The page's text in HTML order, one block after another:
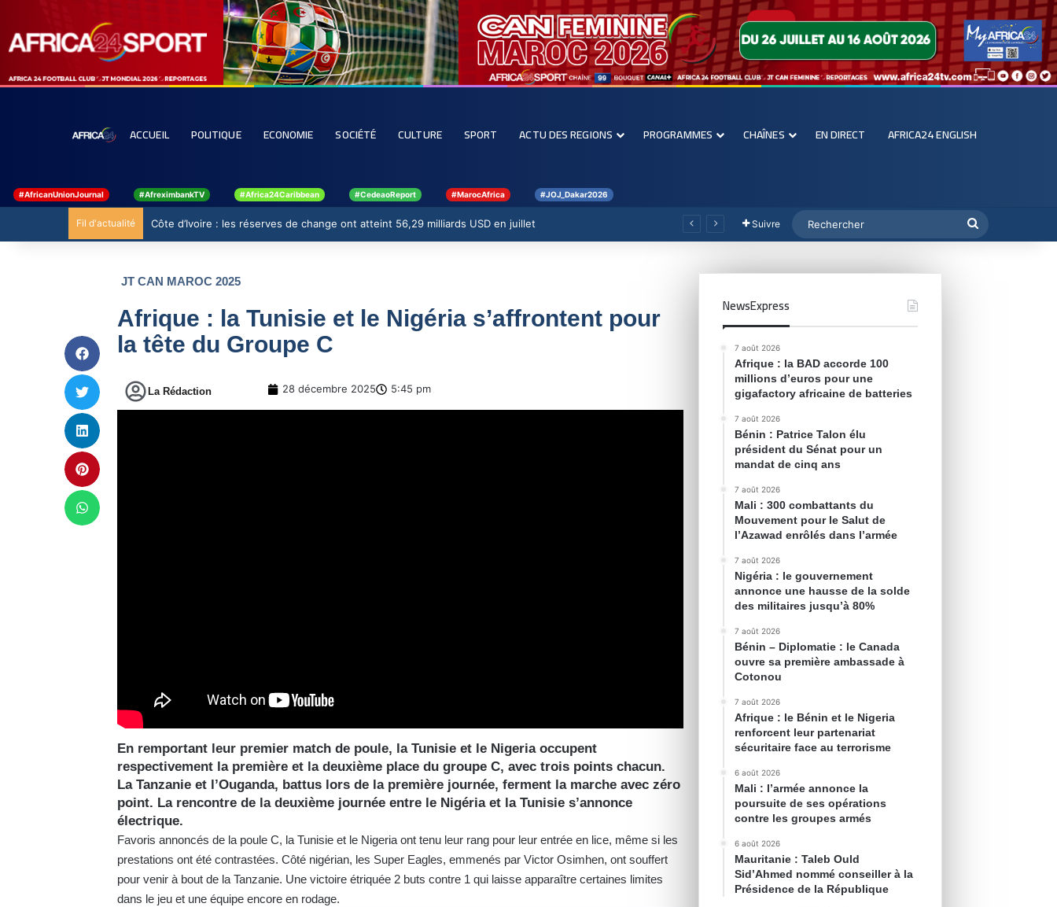
ACCUEIL POLITIQUE ECONOMIE SOCIÉTÉ CULTURE SPORT ACTU DES REGIONS PROGRAMMES CHAÎNES EN DIRECT AFRICA24 ENGLISH
#AfricanUnionJournal #AfreximbankTV #Africa24Caribbean #CedeaoReport #MarocAfrica #JOJ_Dakar2026
Fil d'actualité Côte d’Ivoire : les réserves de change ont atteint 56,29 milliards USD en juillet Suivre
JT CAN MAROC 2025
Afrique : la Tunisie et le Nigéria s’affrontent pour
la tête du Groupe C
La Rédaction 28 décembre 2025 5:45 pm
En remportant leur premier match de poule, la Tunisie et le Nigeria occupent
respectivement la première et la deuxième place du groupe C, avec trois points chacun.
La Tanzanie et l’Ouganda, battus lors de la première journée, ferment la marche avec zéro
point. La rencontre de la deuxième journée entre le Nigéria et la Tunisie s’annonce
électrique.
Favoris annoncés de la poule C, la Tunisie et le Nigeria ont tenu leur rang pour leur entrée en lice, même si les
prestations ont été contrastées. Côté nigérian, les Super Eagles, emmenés par Victor Osimhen, ont souffert
pour venir à bout de la Tanzanie. Une victoire étriquée 2 buts contre 1 qui laisse apparaître certaines limites
dans le jeu et une équipe encore en rodage.
NewsExpress
7 août 2026
Afrique : la BAD accorde 100
millions d’euros pour une
gigafactory africaine de batteries
7 août 2026
Bénin : Patrice Talon élu
président du Sénat pour un
mandat de cinq ans
7 août 2026
Mali : 300 combattants du
Mouvement pour le Salut de
l’Azawad enrôlés dans l’armée
7 août 2026
Nigéria : le gouvernement
annonce une hausse de la solde
des militaires jusqu’à 80%
7 août 2026
Bénin – Diplomatie : le Canada
ouvre sa première ambassade à
Cotonou
7 août 2026
Afrique : le Bénin et le Nigeria
renforcent leur partenariat
sécuritaire face au terrorisme
6 août 2026
Mali : l’armée annonce la
poursuite de ses opérations
contre les groupes armés
6 août 2026
Mauritanie : Taleb Ould
Sid’Ahmed nommé conseiller à la
Présidence de la République